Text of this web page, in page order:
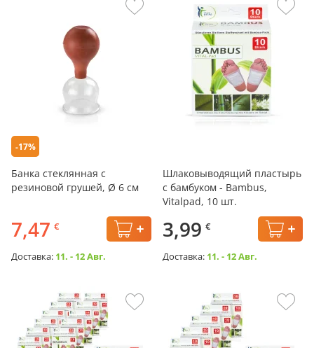
-17%
Банка стеклянная с
резиновой грушей, Ø 6 см
7,47 €
Доставка: 11. - 12 Авг.
Шлаковыводящий пластырь
с бамбуком - Bambus,
Vitalpad, 10 шт.
3,99 €
Доставка: 11. - 12 Авг.